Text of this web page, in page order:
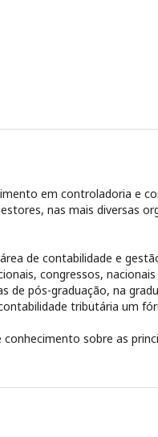
em controladoria e
nas mais diversas
de contabilidade e
congressos,
de pós-graduação, na
tributária um
sobre as